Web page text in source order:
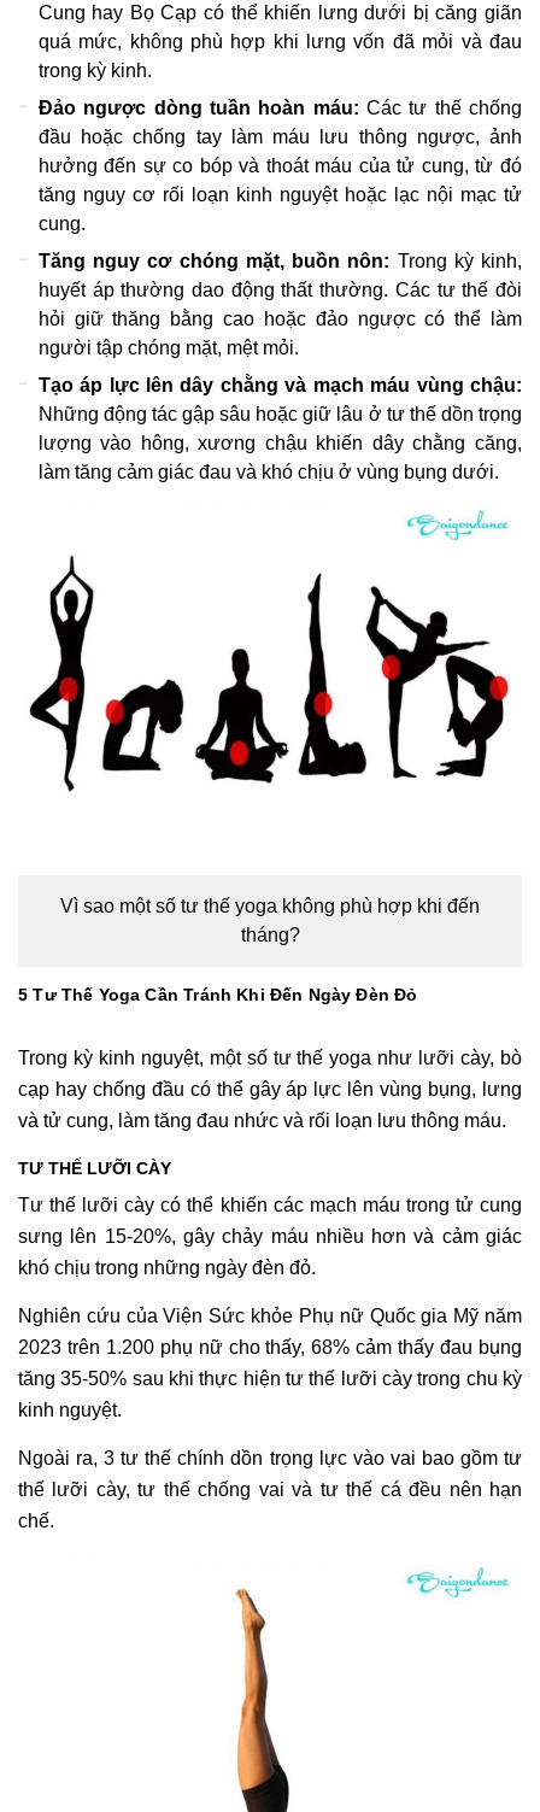
Cung hay Bọ Cạp có thể khiến lưng dưới bị căng giãn
quá mức, không phù hợp khi lưng vốn đã mỏi và đau
trong kỳ kinh.
Đảo ngược dòng tuần hoàn máu: Các tư thế chống
đầu hoặc chống tay làm máu lưu thông ngược, ảnh
hưởng đến sự co bóp và thoát máu của tử cung, từ đó
tăng nguy cơ rối loạn kinh nguyệt hoặc lạc nội mạc tử
cung.
Tăng nguy cơ chóng mặt, buồn nôn: Trong kỳ kinh,
huyết áp thường dao động thất thường. Các tư thế đòi
hỏi giữ thăng bằng cao hoặc đảo ngược có thể làm
người tập chóng mặt, mệt mỏi.
Tạo áp lực lên dây chằng và mạch máu vùng chậu:
Những động tác gập sâu hoặc giữ lâu ở tư thế dồn trọng
lượng vào hông, xương chậu khiến dây chằng căng,
làm tăng cảm giác đau và khó chịu ở vùng bụng dưới.
Vì sao một số tư thế yoga không phù hợp khi đến
tháng?
5 Tư Thế Yoga Cần Tránh Khi Đến Ngày Đèn Đỏ
Trong kỳ kinh nguyệt, một số tư thế yoga như lưỡi cày, bò
cạp hay chống đầu có thể gây áp lực lên vùng bụng, lưng
và tử cung, làm tăng đau nhức và rối loạn lưu thông máu.
TƯ THẾ LƯỠI CÀY
Tư thế lưỡi cày có thể khiến các mạch máu trong tử cung
sưng lên 15-20%, gây chảy máu nhiều hơn và cảm giác
khó chịu trong những ngày đèn đỏ.
Nghiên cứu của Viện Sức khỏe Phụ nữ Quốc gia Mỹ năm
2023 trên 1.200 phụ nữ cho thấy, 68% cảm thấy đau bụng
tăng 35-50% sau khi thực hiện tư thế lưỡi cày trong chu kỳ
kinh nguyệt.
Ngoài ra, 3 tư thế chính dồn trọng lực vào vai bao gồm tư
thế lưỡi cày, tư thế chống vai và tư thế cá đều nên hạn
chế.